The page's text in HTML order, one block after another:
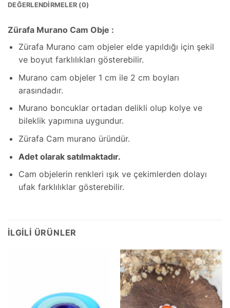
DEĞERLENDIRMELER (0)
Zürafa Murano Cam Obje :
Zürafa Murano cam objeler elde yapıldığı için şekil
ve boyut farklılıkları gösterebilir.
Murano cam objeler 1 cm ile 2 cm boyları
arasındadır.
Murano boncuklar ortadan delikli olup kolye ve
bileklik yapımına uygundur.
Zürafa Cam murano üründür.
Adet olarak satılmaktadır.
Cam objelerin renkleri ışık ve çekimlerden dolayı
ufak farklılıklar gösterebilir.
İLGILI ÜRÜNLER